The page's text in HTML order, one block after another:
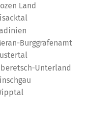
Land
Burggrafenamt
Unterland